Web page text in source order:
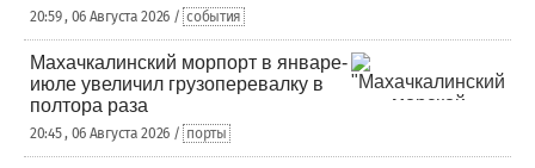
20:59 , 06 Августа 2026 / события
Махачкалинский морпорт в январе-
июле увеличил грузоперевалку в
полтора раза
20:45 , 06 Августа 2026 / порты